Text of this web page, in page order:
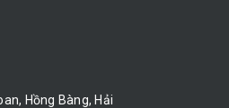
Hồng Bàng, Hải